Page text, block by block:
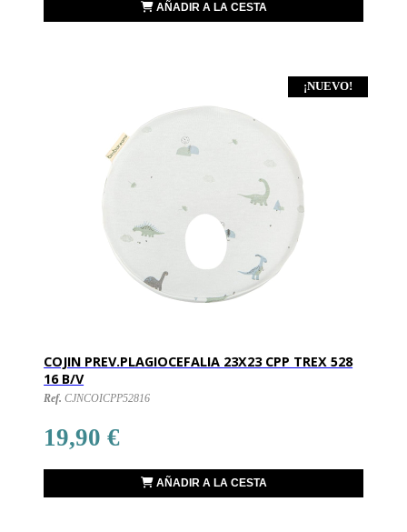
AÑADIR A LA CESTA
¡NUEVO!
COJIN PREV.PLAGIOCEFALIA 23X23 CPP TREX 528
16 B/V
Ref. CJNCOICPP52816
19,90 €
AÑADIR A LA CESTA